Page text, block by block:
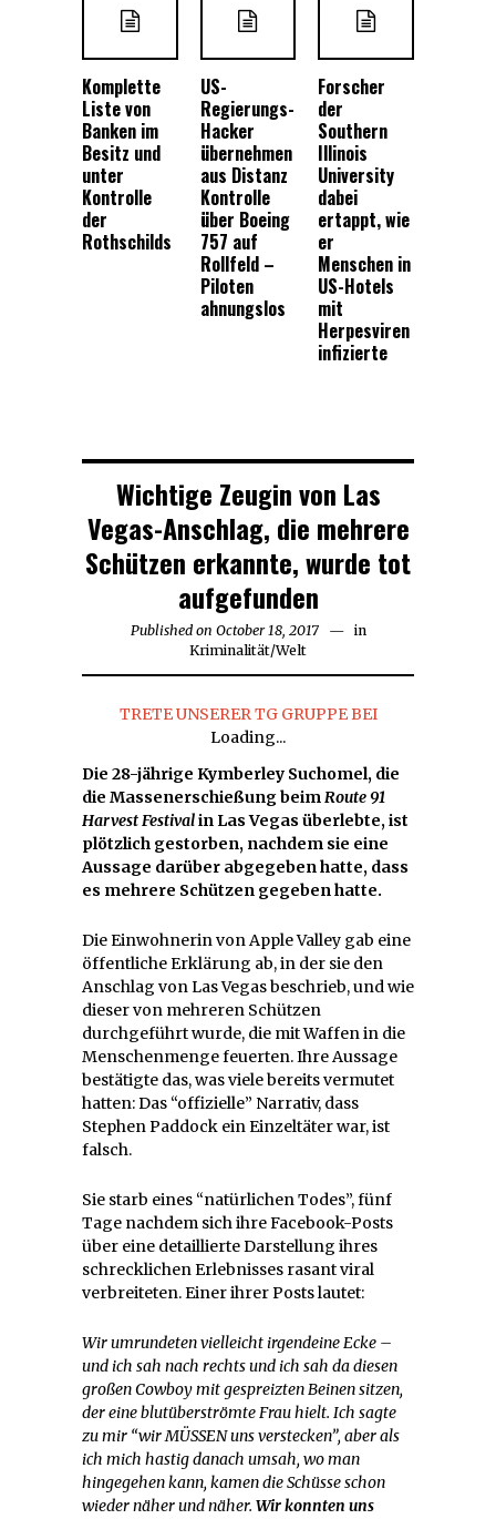
Komplette
Liste von
Banken im
Besitz und
unter
Kontrolle
der
Rothschilds
US-
Regierungs-
Hacker
übernehmen
aus Distanz
Kontrolle
über Boeing
757 auf
Rollfeld –
Piloten
ahnungslos
Forscher
der
Southern
Illinois
University
dabei
ertappt, wie
er
Menschen in
US-Hotels
mit
Herpesviren
infizierte
Wichtige Zeugin von Las
Vegas-Anschlag, die mehrere
Schützen erkannte, wurde tot
aufgefunden
Published on October 18, 2017October
in
Kriminalität/Welt
TRETE UNSERER TG GRUPPE BEI
Loading...
Die 28-jährige Kymberley Suchomel, die
die Massenerschießung beimRoute 91
Harvest Festivalin Las Vegas überlebte, ist
plötzlich gestorben, nachdem sie eine
Aussage darüber abgegeben hatte, dass
es mehrere Schützen gegeben hatte.
Die Einwohnerin von Apple Valley gab eine
öffentliche Erklärung ab, in der sie den
Anschlag von Las Vegas beschrieb, und wie
dieser von mehreren Schützen
durchgeführt wurde, die mit Waffen in die
Menschenmenge feuerten. Ihre Aussage
bestätigte das, was viele bereits vermutet
hatten: Das “offizielle” Narrativ, dass
Stephen Paddock ein Einzeltäter war, ist
falsch.
Sie starb eines “natürlichen Todes”, fünf
Tage nachdem sich ihre Facebook-Posts
über eine detaillierte Darstellung ihres
schrecklichen Erlebnisses rasant viral
verbreiteten. Einer ihrer Posts lautet:
Wir umrundeten vielleicht irgendeine Ecke –
und ich sah nach rechts und ich sah da diesen
großen Cowboy mit gespreizten Beinen sitzen,
der eine blutüberströmte Frau hielt. Ich sagte
zu mir “wir MÜSSEN uns verstecken”, aber als
ich mich hastig danach umsah, wo man
hingegehen kann, kamen die Schüsse schon
wieder näher und näher. Wir konnten uns